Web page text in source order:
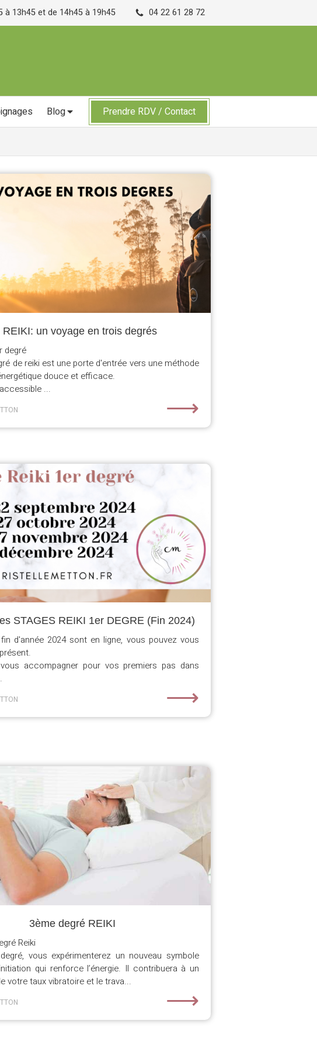
à 13h45 et de 14h45 à 19h45 04 22 61 28 72
Blog Prendre RDV / Contact
REIKI: un voyage en trois degrés
degré
de reiki est une porte d'entrée vers une méthode
douce et efficace.
...
⟶
STAGES REIKI 1er DEGRE (Fin 2024)
d'année 2024 sont en ligne, vous pouvez vous
accompagner pour vos premiers pas dans
⟶
3ème degré REIKI
Reiki
vous expérimenterez un nouveau symbole
qui renforce l’énergie. Il contribuera à un
votre taux vibratoire et le trava...
⟶